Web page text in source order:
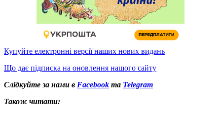
Купуйте електронні версії наших нових видань
Що дає підписка на оновлення нашого сайту
Слідкуйте за нами в Facebook та Telegram
Також читати: